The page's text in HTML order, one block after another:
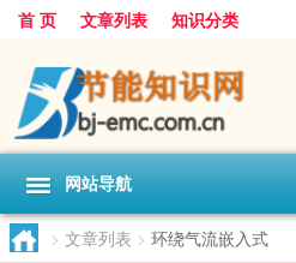
首 页 文章列表 知识分类
网站导航
> 文章列表 > 环绕气流嵌入式